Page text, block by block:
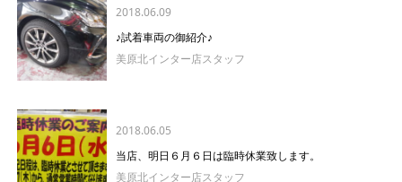
2018.06.09
♪試着車両の御紹介♪
美原北インター店スタッフ
2018.06.05
当店、明日６月６日は臨時休業致します。
美原北インター店スタッフ